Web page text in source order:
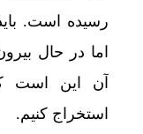
رسیده است.
اما در حال
آن این است
استخراج کنیم.